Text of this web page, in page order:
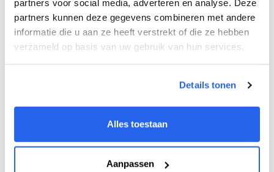
partners voor social media, adverteren en analyse. Deze
partners kunnen deze gegevens combineren met andere
informatie die u aan ze heeft verstrekt of die ze hebben
verzameld op basis van uw gebruik van hun services.
Details tonen
Alles toestaan
Aanpassen
Our customers love us
We are 100% sure that you will too.